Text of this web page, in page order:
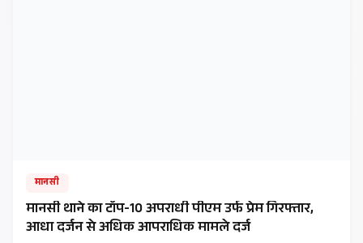
मानसी
मानसी थाने का टॉप-10 अपराधी पीएम उर्फ प्रेम गिरफ्तार,
आधा दर्जन से अधिक आपराधिक मामले दर्ज